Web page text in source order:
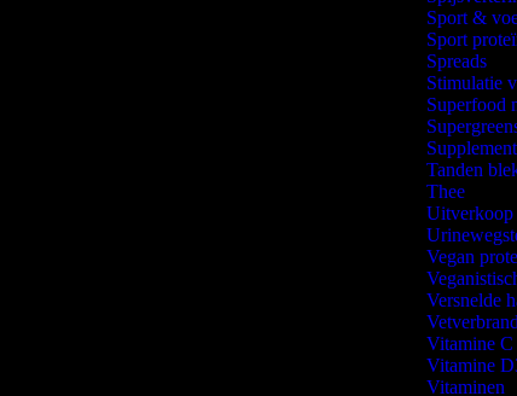
Sport &
Sport
Spreads
Stimulatie
Superfood
Tanden
Thee
Uitverkoop
Vegan
Versnelde
Vitamine C
Vitamine
Vitaminen